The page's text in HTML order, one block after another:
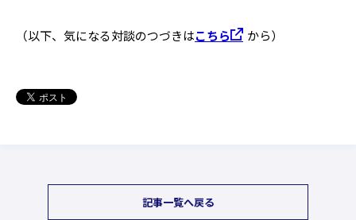
（以下、気になる対談のつづきはこちら から）
記事一覧へ戻る